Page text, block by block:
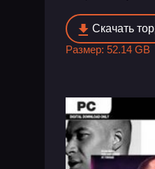
Скачать
Размер: 52.14 GB